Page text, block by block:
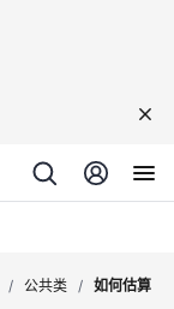
/ 公共类 / 如何估算